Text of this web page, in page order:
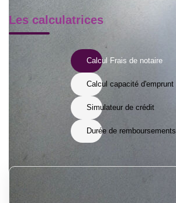
Les calculatrices
Calcul Frais de notaire
Calcul capacité d'emprunt
Simulateur de crédit
Durée de remboursements